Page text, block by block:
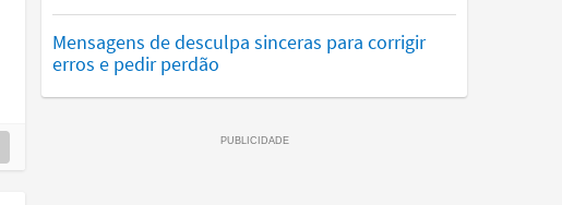
Mensagens de desculpa sinceras para corrigir
erros e pedir perdão